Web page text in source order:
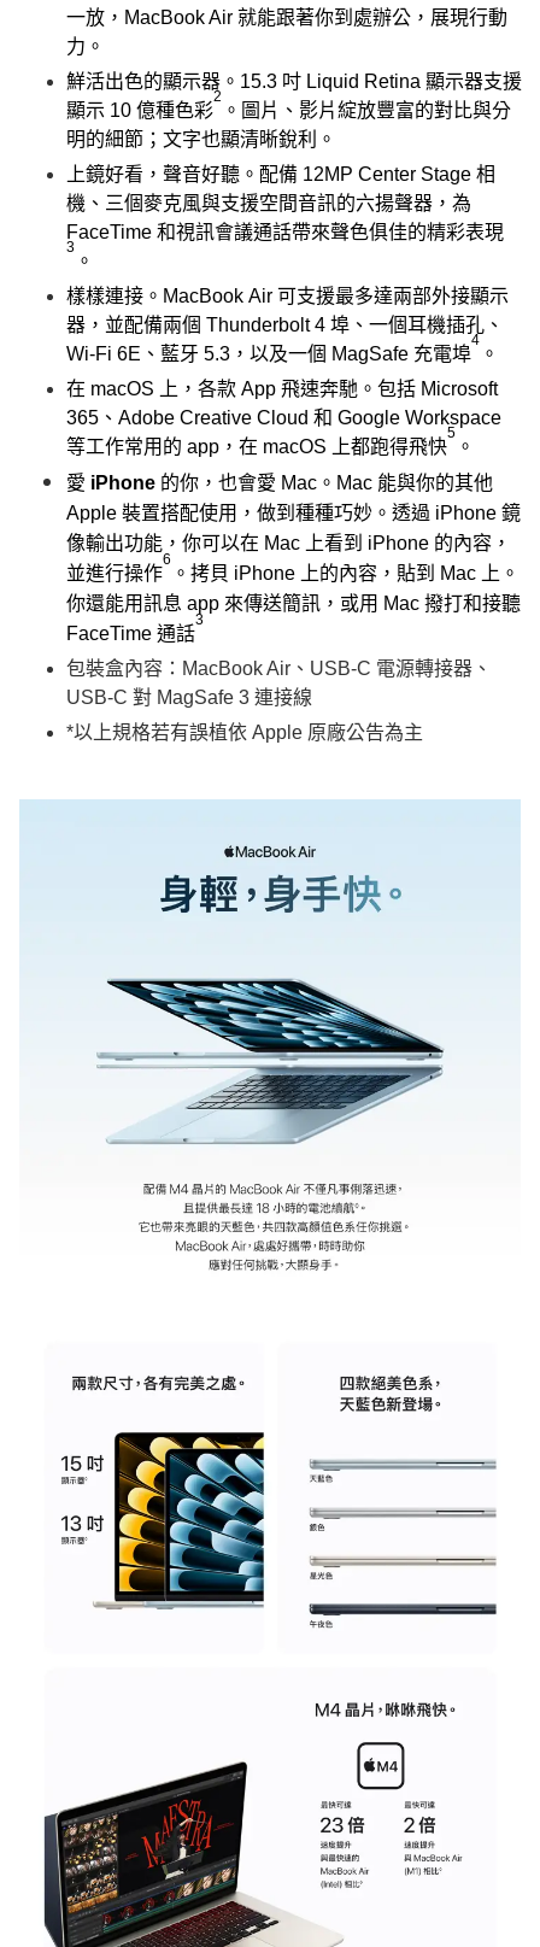
一放，MacBook Air 就能跟著你到處辦公，展現行動
力。
鮮活出色的顯示器。 15.3 吋 Liquid Retina 顯示器支援
顯示 10 億種色彩
2
。圖片、影片綻放豐富的對比與分
明的細節；文字也顯清晰銳利。
上鏡好看，聲音好聽。 配備 12MP Center Stage 相
機、三個麥克風與支援空間音訊的六揚聲器，為
FaceTime 和視訊會議通話帶來聲色俱佳的精彩表現
3
。
樣樣連接。 MacBook Air 可支援最多達兩部外接顯示
器，並配備兩個 Thunderbolt 4 埠、一個耳機插孔、
Wi-Fi 6E、藍牙 5.3，以及一個 MagSafe 充電埠
4
。
在 macOS 上，各款 App 飛速奔馳。 包括 Microsoft
365、Adobe Creative Cloud 和 Google Workspace
等工作常用的 app，在 macOS 上都跑得飛快
5
。
愛 iPhone 的你，也會愛 Mac。 Mac 能與你的其他
Apple 裝置搭配使用，做到種種巧妙。透過 iPhone 鏡
像輸出功能，你可以在 Mac 上看到 iPhone 的內容，
並進行操作
6
。拷貝 iPhone 上的內容，貼到 Mac 上。
你還能用訊息 app 來傳送簡訊，或用 Mac 撥打和接聽
FaceTime 通話
3
包裝盒內容：MacBook Air、USB-C 電源轉接器、
USB-C 對 MagSafe 3 連接線​
*以上規格若有誤植依 Apple 原廠公告為主